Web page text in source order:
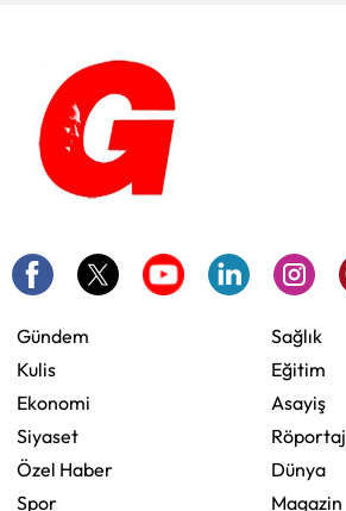
Gündem
Kulis
Ekonomi
Siyaset
Özel Haber
Spor
Sağlık
Eğitim
Asayiş
Röportaj
Dünya
Magazin